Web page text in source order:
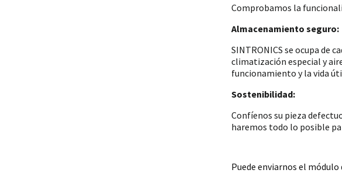
Comprobamos la
Almacenamiento seguro:
SINTRONICS se ocupa de
climatización especial y
funcionamiento y la vida
Sostenibilidad:
Confíenos su pieza
haremos todo lo posible
Puede enviarnos el